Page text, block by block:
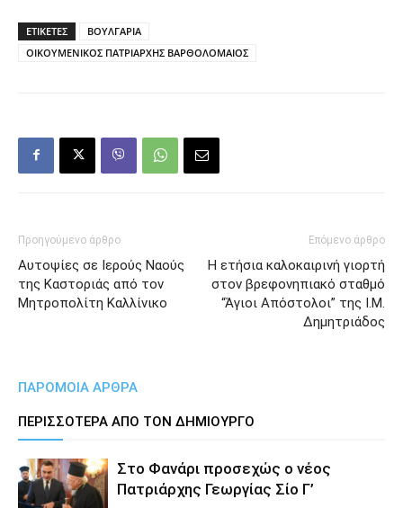
ΕΤΙΚΕΤΕΣ
ΒΟΥΛΓΑΡΙΑ
ΟΙΚΟΥΜΕΝΙΚΟΣ ΠΑΤΡΙΑΡΧΗΣ ΒΑΡΘΟΛΟΜΑΙΟΣ
Προηγούμενο άρθρο
Αυτοψίες σε Ιερούς Ναούς
της Καστοριάς από τον
Μητροπολίτη Καλλίνικο
Επόμενο άρθρο
Η ετήσια καλοκαιρινή γιορτή
στον βρεφονηπιακό σταθμό
“Άγιοι Απόστολοι” της Ι.Μ.
Δημητριάδος
ΠΑΡΟΜΟΙΑ ΑΡΘΡΑ
ΠΕΡΙΣΣΟΤΕΡΑ ΑΠΟ ΤΟΝ ΔΗΜΙΟΥΡΓΟ
Στο Φανάρι προσεχώς ο νέος
Πατριάρχης Γεωργίας Σίο Γ’